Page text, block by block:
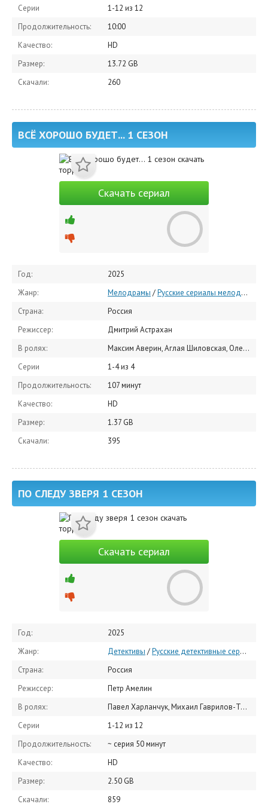
Серии
1-12 из 12
Продолжительность:
10:00
Качество:
HD
Размер:
13.72 GB
Скачали:
260
ВСЁ ХОРОШО БУДЕТ... 1 СЕЗОН
Скачать сериал
Год:
2025
Жанр:
Мелодрамы /Русские сериалы мелодрамы
Страна:
Россия
Режиссер:
Дмитрий Астрахан
В ролях:
Максим Аверин, Аглая Шиловская, Олеся Железняк, Виталий Кищенко, Никита Тарасов, Евгений Сидихин, Андрей Кайков
Серии
1-4 из 4
Продолжительность:
107 минут
Качество:
HD
Размер:
1.37 GB
Скачали:
395
ПО СЛЕДУ ЗВЕРЯ 1 СЕЗОН
Скачать сериал
Год:
2025
Жанр:
Детективы /Русские детективные сериалы
Страна:
Россия
Режиссер:
Петр Амелин
В ролях:
Павел Харланчук, Михаил Гаврилов-Третьяков, Антон Батырев, Сергей Комаров, Евгения Лыкова, Никита Касьяненко, Иван Батарев, Женя Малахова, Максим Щеголев, Владимир Селезнев
Серии
1-12 из 12
Продолжительность:
~ серия 50 минут
Качество:
HD
Размер:
2.50 GB
Скачали:
859